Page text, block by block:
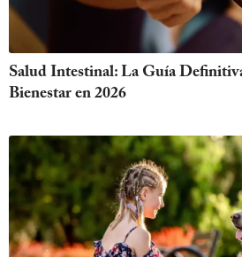
Salud Intestinal: La Guía
Bienestar en 2026